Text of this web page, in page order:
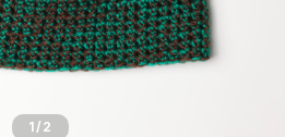
1/2